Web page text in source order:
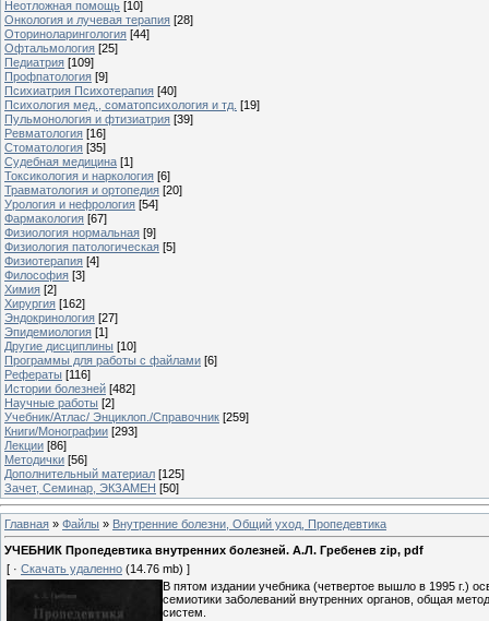
Неотложная помощь [10]
Онкология и лучевая терапия [28]
Оториноларингология [44]
Офтальмология [25]
Педиатрия [109]
Профпатология [9]
Психиатрия Психотерапия [40]
Психология мед., соматопсихология и тд. [19]
Пульмонология и фтизиатрия [39]
Ревматология [16]
Стоматология [35]
Судебная медицина [1]
Токсикология и наркология [6]
Травматология и ортопедия [20]
Урология и нефрология [54]
Фармакология [67]
Физиология нормальная [9]
Физиология патологическая [5]
Физиотерапия [4]
Философия [3]
Химия [2]
Хирургия [162]
Эндокринология [27]
Эпидемиология [1]
Другие дисциплины [10]
Программы для работы с файлами [6]
Рефераты [116]
Истории болезней [482]
Научные работы [2]
Учебник/Атлас/ Энциклоп./Справочник [259]
Книги/Монографии [293]
Лекции [86]
Методички [56]
Дополнительный материал [125]
Зачет, Семинар, ЭКЗАМЕН [50]
Главная » Файлы » Внутренние болезни, Общий уход, Пропедевтика
УЧЕБНИК Пропедевтика внутренних болезней. А.Л. Гребенев zip, pdf
[ · Скачать удаленно (14.76 mb) ]
В пятом издании учебника (четвертое вышло в 1995 г.)
семиотики заболеваний внутренних органов, общая
систем.